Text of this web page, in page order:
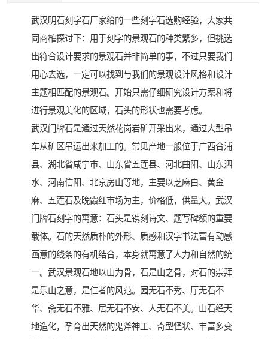
武汉明石刻字石厂家给的一些刻字石选购经验，大家共
同商榷探讨下：用于刻字的景观石的种类繁多，但挑选
出符合设计要求的景观石并非简单的事，不过只要我们
用心去选，一定可以找到与我们的景观设计风格和设计
主题相匹配的景观石。开始只需仔细研究设计方案和将
进行景观美化的区域，石头的形状也需要考虑。
武汉门牌石是通过天然花岗岩矿开采出来，通过大型吊
车从矿区吊运出来加工的。常见产地一般位于广西合浦
县、湖北省咸宁市、山东省五莲县、河北曲阳、山东泗
水、河南信阳、北京房山等地，主要以芝麻白、黄金
麻、五莲石及晚霞红市场为主，价格低，供量大。武汉
门牌石刻字的寓意：石头是镌刻诗文、题写碑额的重要
载体。石的天然质朴的外形、质感和汉字书法富有动感
画意的线条的有机结合，本身就寓意了人力和自然的统
一。武汉景观石地以山为骨，石是山之骨，对石的崇拜
是乐山之意，是仁者的风范。园无石不秀、厅无石不
华、斋无石不雅、居无石不安、人无石不美。山石经天
地造化，孕育出天然的鬼斧神工、奇型怪状、丰富多变